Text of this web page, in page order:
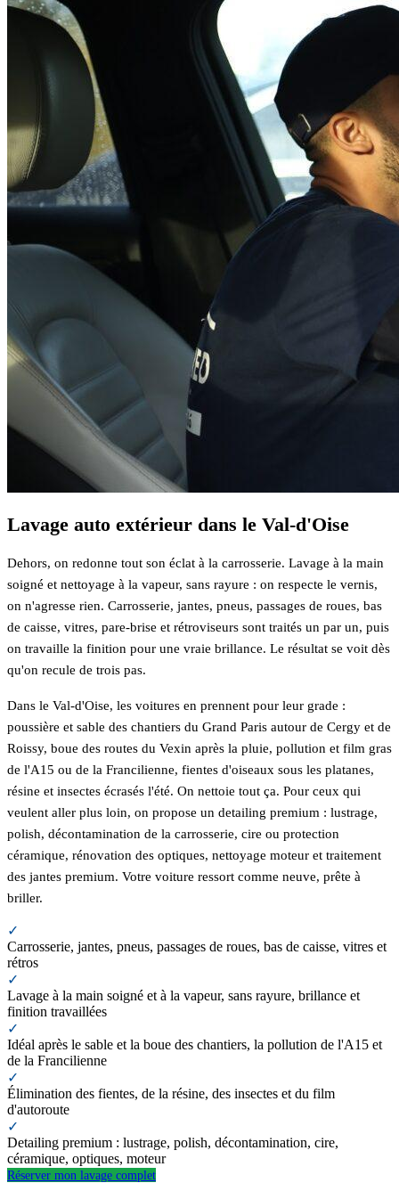
Lavage auto extérieur dans le Val-d'Oise
Dehors, on redonne tout son éclat à la carrosserie. Lavage à la main
soigné et nettoyage à la vapeur, sans rayure : on respecte le vernis,
on n'agresse rien. Carrosserie, jantes, pneus, passages de roues, bas
de caisse, vitres, pare-brise et rétroviseurs sont traités un par un, puis
on travaille la finition pour une vraie brillance. Le résultat se voit dès
qu'on recule de trois pas.
Dans le Val-d'Oise, les voitures en prennent pour leur grade :
poussière et sable des chantiers du Grand Paris autour de Cergy et de
Roissy, boue des routes du Vexin après la pluie, pollution et film gras
de l'A15 ou de la Francilienne, fientes d'oiseaux sous les platanes,
résine et insectes écrasés l'été. On nettoie tout ça. Pour ceux qui
veulent aller plus loin, on propose un detailing premium : lustrage,
polish, décontamination de la carrosserie, cire ou protection
céramique, rénovation des optiques, nettoyage moteur et traitement
des jantes premium. Votre voiture ressort comme neuve, prête à
briller.
✓
Carrosserie, jantes, pneus, passages de roues, bas de caisse, vitres et
rétros
✓
Lavage à la main soigné et à la vapeur, sans rayure, brillance et
finition travaillées
✓
Idéal après le sable et la boue des chantiers, la pollution de l'A15 et
de la Francilienne
✓
Élimination des fientes, de la résine, des insectes et du film
d'autoroute
✓
Detailing premium : lustrage, polish, décontamination, cire,
céramique, optiques, moteur
Réserver mon lavage complet